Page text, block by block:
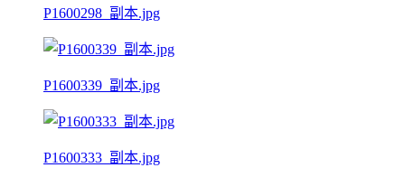
P1600298_副本.jpg
P1600339_副本.jpg
P1600333_副本.jpg